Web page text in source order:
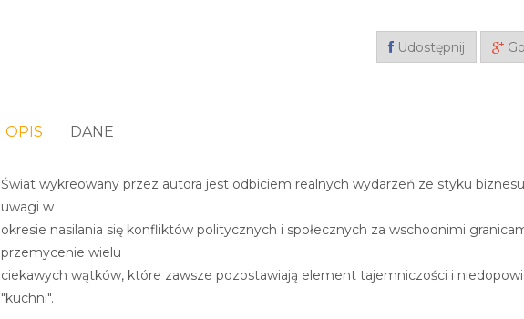
Udostępnij
OPIS DANE
Świat wykreowany przez autora jest odbiciem realnych wydarzeń ze styku
uwagi w
okresie nasilania się konfliktów politycznych i społecznych za wschodnimi
przemycenie wielu
ciekawych wątków, które zawsze pozostawiają element tajemniczości i
"kuchni".